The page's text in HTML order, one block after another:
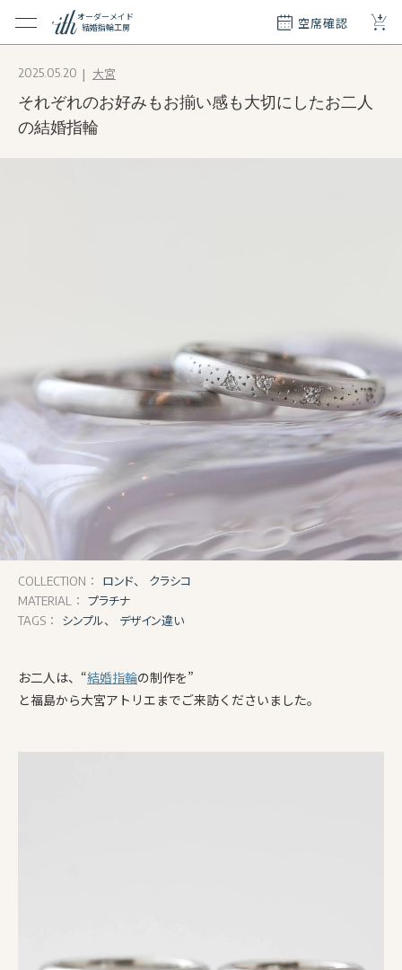
オーダーメイド
結婚指輪工房
空席確認 +
メイド
2025.05.20 大宮
それぞれのお好みもお揃い感も大切にしたお二人
の結婚指輪
COLLECTION： ロンド、 クラシコ
MATERIAL： プラチナ
TAGS： シンプル、 デザイン違い
お二人は、“結婚指輪の制作を”
と福島から大宮アトリエまでご来訪くださいました。